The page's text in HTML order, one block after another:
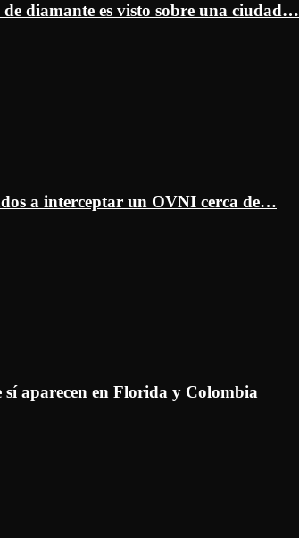
diamante es visto sobre una ciudad…
a interceptar un OVNI cerca de…
aparecen en Florida y Colombia